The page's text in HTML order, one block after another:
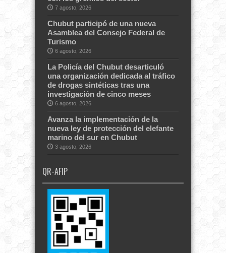
7 agosto, 2026
Chubut participó de una nueva
Asamblea del Consejo Federal de
Turismo
6 agosto, 2026
La Policía del Chubut desarticuló
una organización dedicada al tráfico
de drogas sintéticas tras una
investigación de cinco meses
6 agosto, 2026
Avanza la implementación de la
nueva ley de protección del elefante
marino del sur en Chubut
3 agosto, 2026
QR-AFIP